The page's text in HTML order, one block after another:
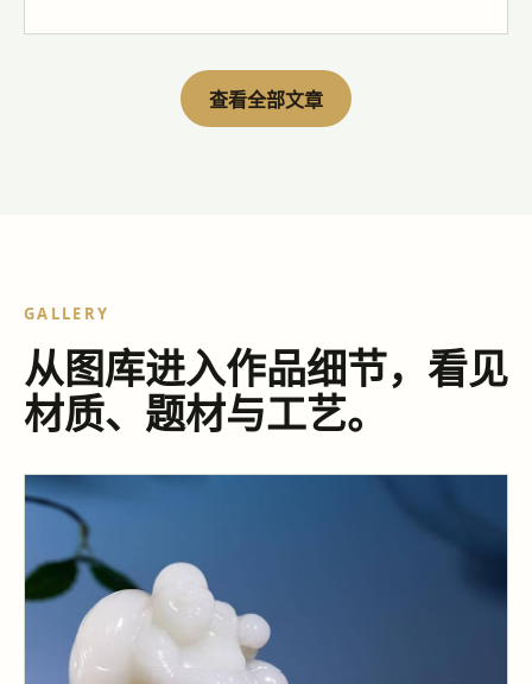
查看全部文章
GALLERY
从图库进入作品细节，看见
材质、题材与工艺。